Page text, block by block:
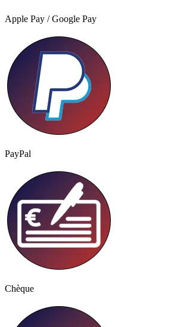
Apple Pay / Google Pay
PayPal
Chèque